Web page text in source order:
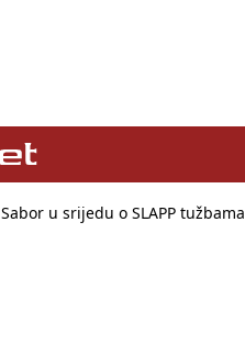
Sabor u srijedu o SLAPP tužbama